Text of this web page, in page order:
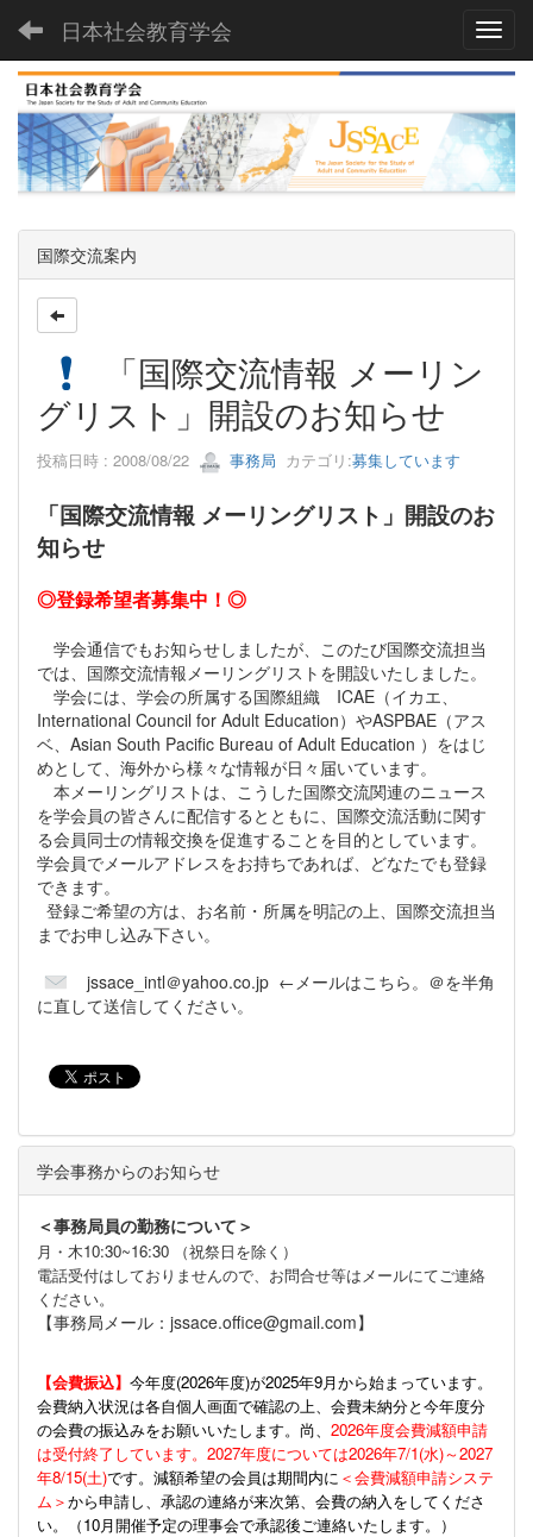
日本社会教育学会
国際交流案内
「国際交流情報 メーリン
グリスト」開設のお知らせ
投稿日時 : 2008/08/22 事務局 カテゴリ:募集しています
「国際交流情報 メーリングリスト」開設のお
知らせ
◎登録希望者募集中！◎
学会通信でもお知らせしましたが、このたび国際交流担当
では、国際交流情報メーリングリストを開設いたしました。
学会には、学会の所属する国際組織 ICAE（イカエ、
International Council for Adult Education）やASPBAE（アス
ベ、Asian South Pacific Bureau of Adult Education ）をはじ
めとして、海外から様々な情報が日々届いています。
本メーリングリストは、こうした国際交流関連のニュース
を学会員の皆さんに配信するとともに、国際交流活動に関す
る会員同士の情報交換を促進することを目的としています。
学会員でメールアドレスをお持ちであれば、どなたでも登録
できます。
登録ご希望の方は、お名前・所属を明記の上、国際交流担当
までお申し込み下さい。
jssace_intl＠yahoo.co.jp ←メールはこちら。＠を半角
に直して送信してください。
学会事務からのお知らせ
＜事務局員の勤務について＞
月・木10:30~16:30 （祝祭日を除く）
電話受付はしておりませんので、お問合せ等はメールにてご連絡
ください。
【事務局メール：jssace.office@gmail.com】
【会費振込】 今年度(2026年度)が2025年9月から始まっています。
会費納入状況は各自個人画面で確認の上、会費未納分と今年度分
の会費の振込みをお願いいたします。尚、 2026年度会費減額申請
は受付終了しています。2027年度については2026年7/1(水)～2027
年8/15(土)です。減額希望の会員は期間内に ＜会費減額申請システ
ム＞から申請し、承認の連絡が来次第、会費の納入をしてくださ
い。（10月開催予定の理事会で承認後ご連絡いたします。）